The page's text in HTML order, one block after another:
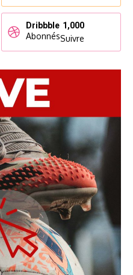
Dribbble 1,000
AbonnésSuivre